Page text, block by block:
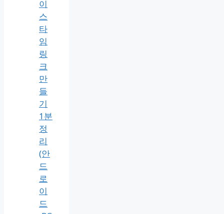
이
스
타
임
링
크
만
들
기
1분
정
리
(안
드
로
이
드